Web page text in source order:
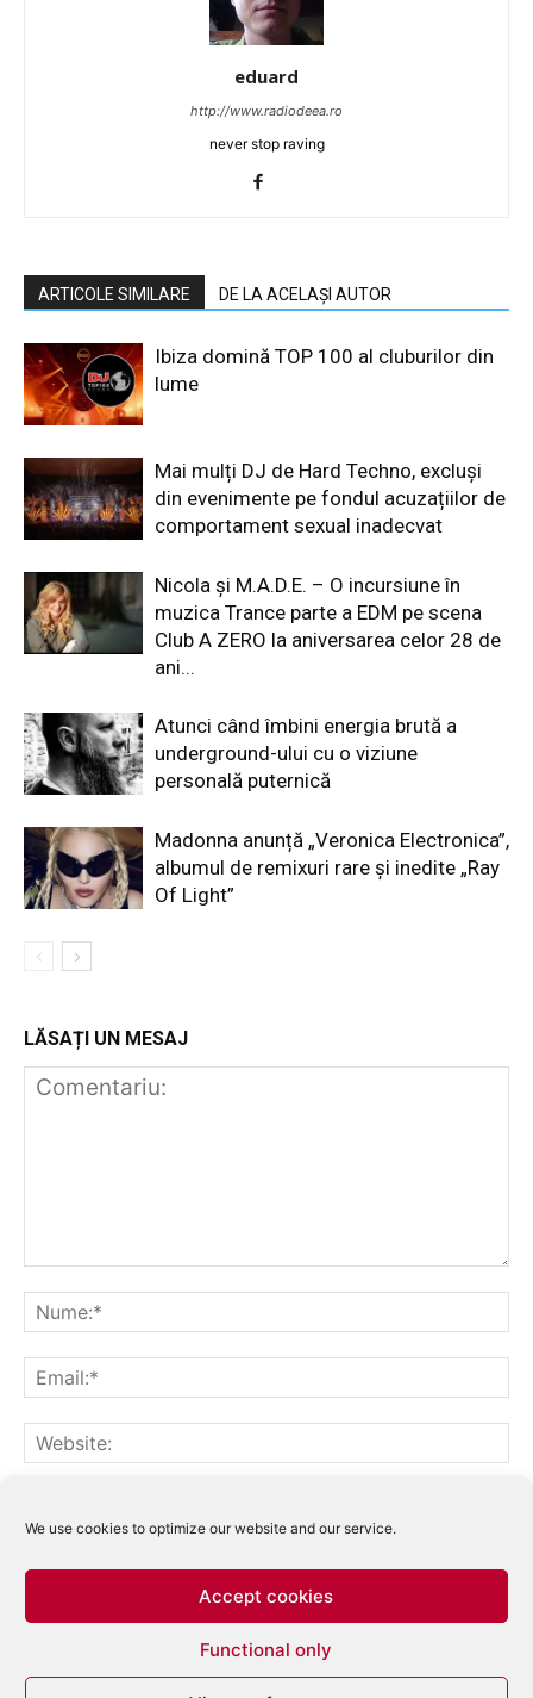
We use cookies to optimize our website and our service.
Accept cookies
Functional only
eduard
http://www.radiodeea.ro
never stop raving
ARTICOLE SIMILARE DE LA ACELAȘI AUTOR
Ibiza domină TOP 100 al cluburilor din
lume
Mai mulți DJ de Hard Techno, excluși
din evenimente pe fondul acuzațiilor de
comportament sexual inadecvat
Nicola și M.A.D.E. – O incursiune în
muzica Trance parte a EDM pe scena
Club A ZERO la aniversarea celor 28 de
ani...
Atunci când îmbini energia brută a
underground-ului cu o viziune
personală puternică
Madonna anunță „Veronica Electronica”,
albumul de remixuri rare și inedite „Ray
Of Light”
LĂSAȚI UN MESAJ
Notifică-mă prin email când sunt publicate articole noi.
Acest site folosește Akismet pentru a reduce
Află cum sunt procesate datele
comentariilor tale